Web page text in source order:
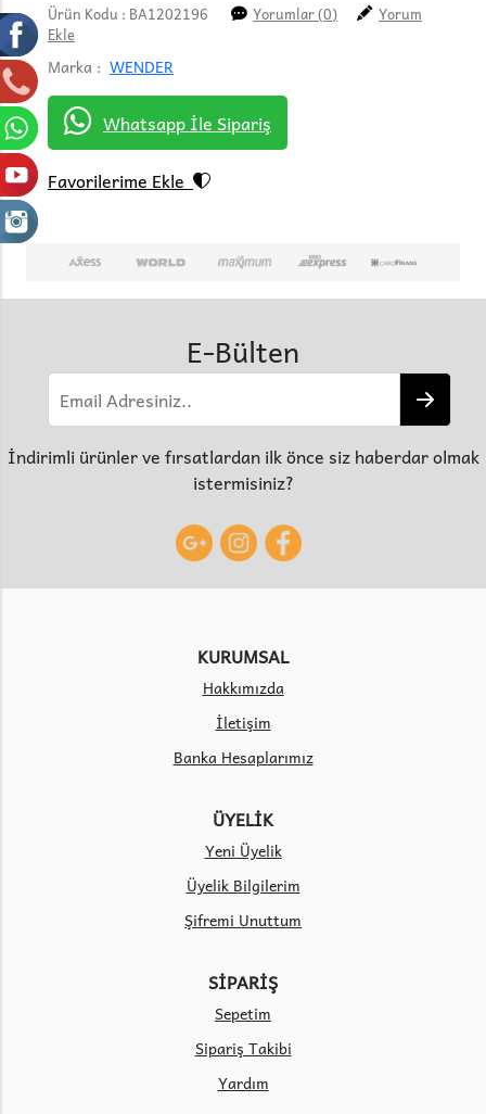
Ürün Kodu : BA1202196 Yorumlar (0)
Yorum
Ekle
Marka : WENDER
Whatsapp İle Sipariş
Favorilerime Ekle
E-Bülten
İndirimli ürünler ve fırsatlardan ilk önce siz haberdar olmak
istermisiniz?
KURUMSAL
Hakkımızda
İletişim
Banka Hesaplarımız
ÜYELİK
Yeni Üyelik
Üyelik Bilgilerim
Şifremi Unuttum
SİPARİŞ
Sepetim
Sipariş Takibi
Yardım